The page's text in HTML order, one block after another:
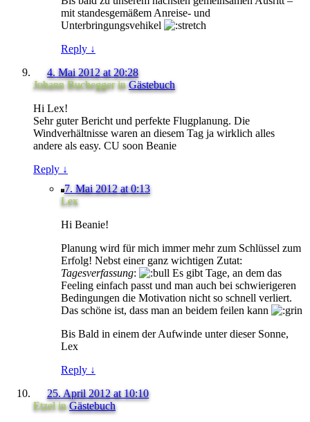
mit standesgemäßem Anreise- und
Unterbringungsvehikel
Reply ↓
4. Mai 2012 at 20:28
Johann BucheggerinGästebuch
Hi Lex!
Sehr guter Bericht und perfekte Flugplanung. Die
Windverhältnisse waren an diesem Tag ja wirklich alles
andere als easy. CU soon Beanie
Reply ↓
7. Mai 2012 at 0:13
Lex
Hi Beanie!
Planung wird für mich immer mehr zum Schlüssel zum
Erfolg! Nebst einer ganz wichtigen Zutat:
Tagesverfassung:
Es gibt Tage, an dem das
Feeling einfach passt und man auch bei schwierigeren
Bedingungen die Motivation nicht so schnell verliert.
Das schöne ist, dass man an beidem feilen kann
Bis Bald in einem der Aufwinde unter dieser Sonne,
Lex
Reply ↓
25. April 2012 at 10:10
Etzel inGästebuch